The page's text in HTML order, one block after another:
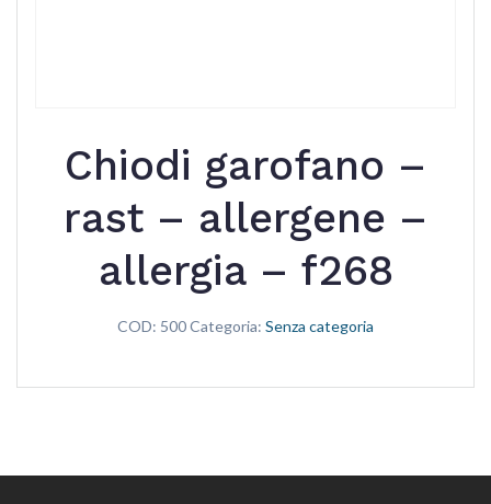
Chiodi garofano –
rast – allergene –
allergia – f268
COD: 500Categoria: Senza categoria